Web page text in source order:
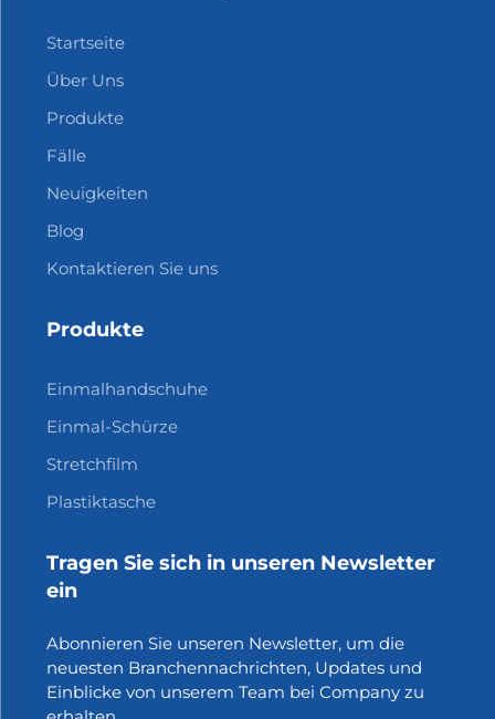
Startseite
Über Uns
Produkte
Fälle
Neuigkeiten
Blog
Kontaktieren Sie uns
Produkte
Einmalhandschuhe
Einmal-Schürze
Stretchfilm
Plastiktasche
Tragen Sie sich in unseren Newsletter
ein
Abonnieren Sie unseren Newsletter, um die
neuesten Branchennachrichten, Updates und
Einblicke von unserem Team bei Company zu